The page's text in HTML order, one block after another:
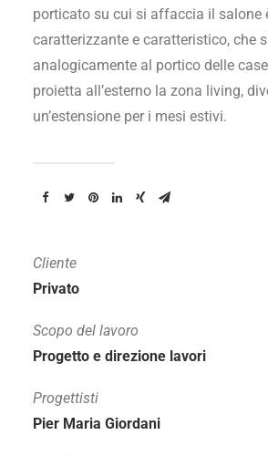
porticato su cui si affaccia il salone
caratterizzante e caratteristico, che
analogicamente al portico delle
proietta all’esterno la zona living,
un’estensione per i mesi estivi.
Cliente
Privato
Scopo del lavoro
Progetto e direzione lavori
Progettisti
Pier Maria Giordani